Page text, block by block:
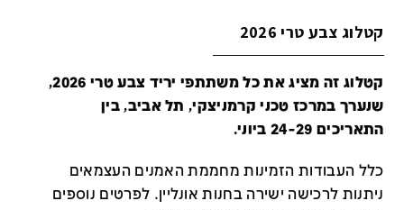
קטלוג צבע טרי 2026
קטלוג זה מציג את כל משתתפי יריד צבע טרי 2026,
שנערך במרכז טכני קרמניצקי, תל אביב, בין
התאריכים 24-29 ביוני.
כלל העבודות הזמינות מחממת האמנים העצמאים
ניתנות לרכישה ישירה בחנות אונליין. לפרטים נוספים